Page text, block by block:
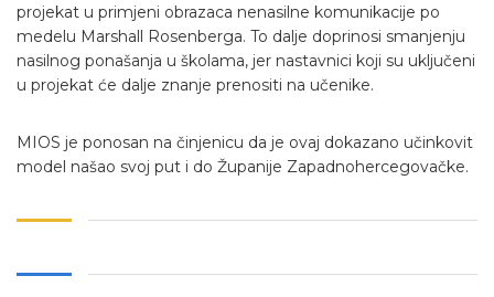
projekat u primjeni obrazaca nenasilne komunikacije po
medelu Marshall Rosenberga. To dalje doprinosi smanjenju
nasilnog ponašanja u školama, jer nastavnici koji su uključeni
u projekat će dalje znanje prenositi na učenike.
MIOS je ponosan na činjenicu da je ovaj dokazano učinkovit
model našao svoj put i do Županije Zapadnohercegovačke.